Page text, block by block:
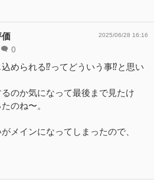
価
0
2025/06/28 16:16
められる⁉︎ってどういう事⁉︎と思い
のか気になって最後まで見たけ
のね〜。
メインになってしまったので、